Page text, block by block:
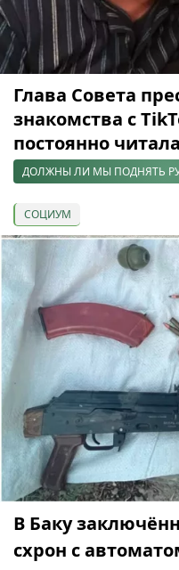
Глава Совета
знакомства с
постоянно
ДОЛЖНЫ ЛИ МЫ ПОДНЯТЬ
СОЦИУМ
В Баку
схрон с